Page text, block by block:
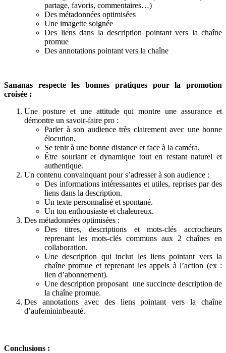
partage, favoris, commentaires…)
Des métadonnées optimisées
Une imagette soignée
Des liens dans la description pointant vers la chaîne
promue
Des annotations pointant vers la chaîne
Sananas respecte les bonnes pratiques pour la promotion
croisée :
Une posture et une attitude qui montre une assurance et
démontre un savoir-faire pro :
Parler à son audience très clairement avec une bonne
élocution.
Se tenir à une bonne distance et face à la caméra.
Être souriant et dynamique tout en restant naturel et
authentique.
Un contenu convainquant pour s’adresser à son audience :
Des informations intéressantes et utiles, reprises par des
liens dans la description.
Un texte personnalisé et spontané.
Un ton enthousiaste et chaleureux.
Des métadonnées optimisées :
Des titres, descriptions et mots-clés accrocheurs
reprenant les mots-clés communs aux 2 chaînes en
collaboration.
Une description qui inclut les liens pointant vers la
chaîne promue et reprenant les appels à l’action (ex :
lien d’abonnement).
Une description proposant une succincte description de
la chaîne promue.
Des annotations avec des liens pointant vers la chaîne
d’aufemininbeauté.
Conclusions :